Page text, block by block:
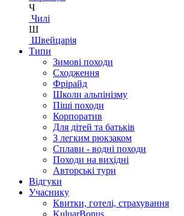
Ч
Чилі
Ш
Швейцарія
Типи
Зимові походи
Сходження
Фрірайд
Школи альпінізму
Піші походи
Корпоратив
Для дітей та батьків
З легким рюкзаком
Сплави - водні походи
Походи на вихідні
Авторські тури
Відгуки
Учаснику
Квитки, готелі, страхування
KuluarBonus